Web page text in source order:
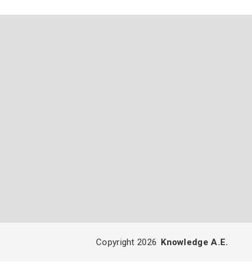
Copyright 2026 Knowledge A.E.